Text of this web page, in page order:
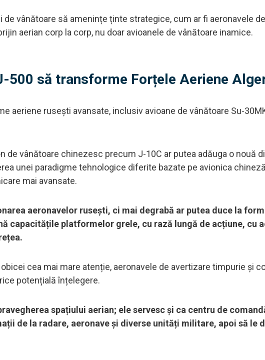
vânătoare să amenințe ținte strategice, cum ar fi aeronavele de
aerian corp la corp, nu doar avioanele de vânătoare inamice.
500 să transforme Forțele Aeriene
aeriene rusești avansate, inclusiv avioane de vânătoare Su-
de vânătoare chinezesc precum J-10C ar putea adăuga o nouă
unei paradigme tehnologice diferite bazate pe avionica
mai avansate.
aeronavelor rusești, ci mai degrabă ar putea duce la
capacitățile platformelor grele, cu rază lungă de acțiune, cu
cea mai mare atenție, aeronavele de avertizare timpurie și
potențială înțelegere.
spațiului aerian; ele servesc și ca centru de
de la radare, aeronave și diverse unități militare, apoi să le